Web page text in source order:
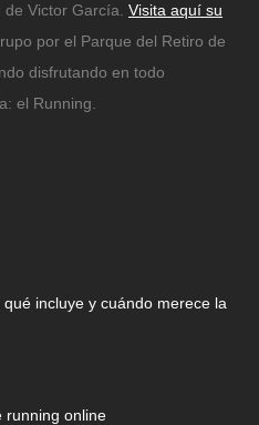
Victor García. Visita aquí su
por el Parque del Retiro de
disfrutando en todo
el Running.
incluye y cuándo merece la
running online